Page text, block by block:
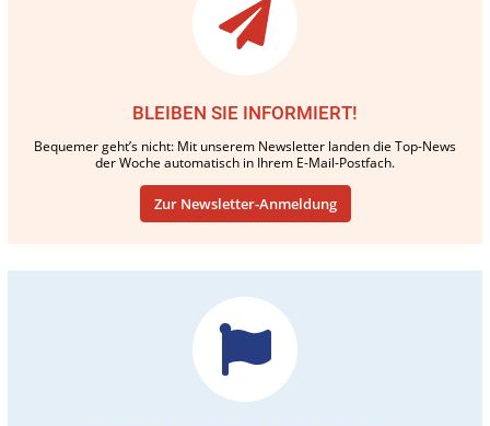
BLEIBEN SIE INFORMIERT!
Bequemer geht’s nicht: Mit unserem Newsletter landen die Top-News
der Woche automatisch in Ihrem E-Mail-Postfach.
Zur Newsletter-Anmeldung